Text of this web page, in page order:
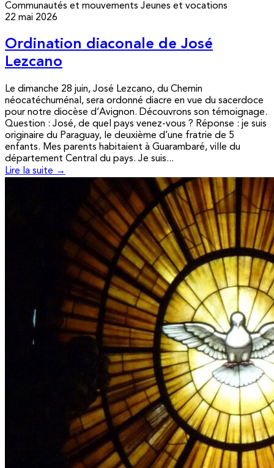
Communautés et mouvements Jeunes et vocations
22 mai 2026
Ordination diaconale de José
Lezcano
Le dimanche 28 juin, José Lezcano, du Chemin
néocatéchuménal, sera ordonné diacre en vue du sacerdoce
pour notre diocèse d’Avignon. Découvrons son témoignage.
Question : José, de quel pays venez-vous ? Réponse : je suis
originaire du Paraguay, le deuxième d’une fratrie de 5
enfants. Mes parents habitaient à Guarambaré, ville du
département Central du pays. Je suis...
Lire la suite →